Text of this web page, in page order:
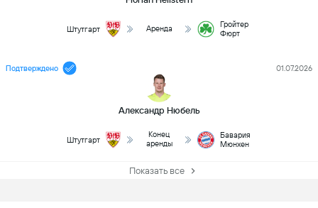
Штутгарт Аренда
Гройтер
Фюрт
Подтверждено
Александр Нюбель
01.07.2026
Штутгарт
Конец
аренды
Бавария
Мюнхен
Показать все